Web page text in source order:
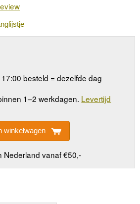
besteld = dezelfde dag
1–2 werkdagen. Levertijd
winkelwagen
Nederland vanaf €50,-